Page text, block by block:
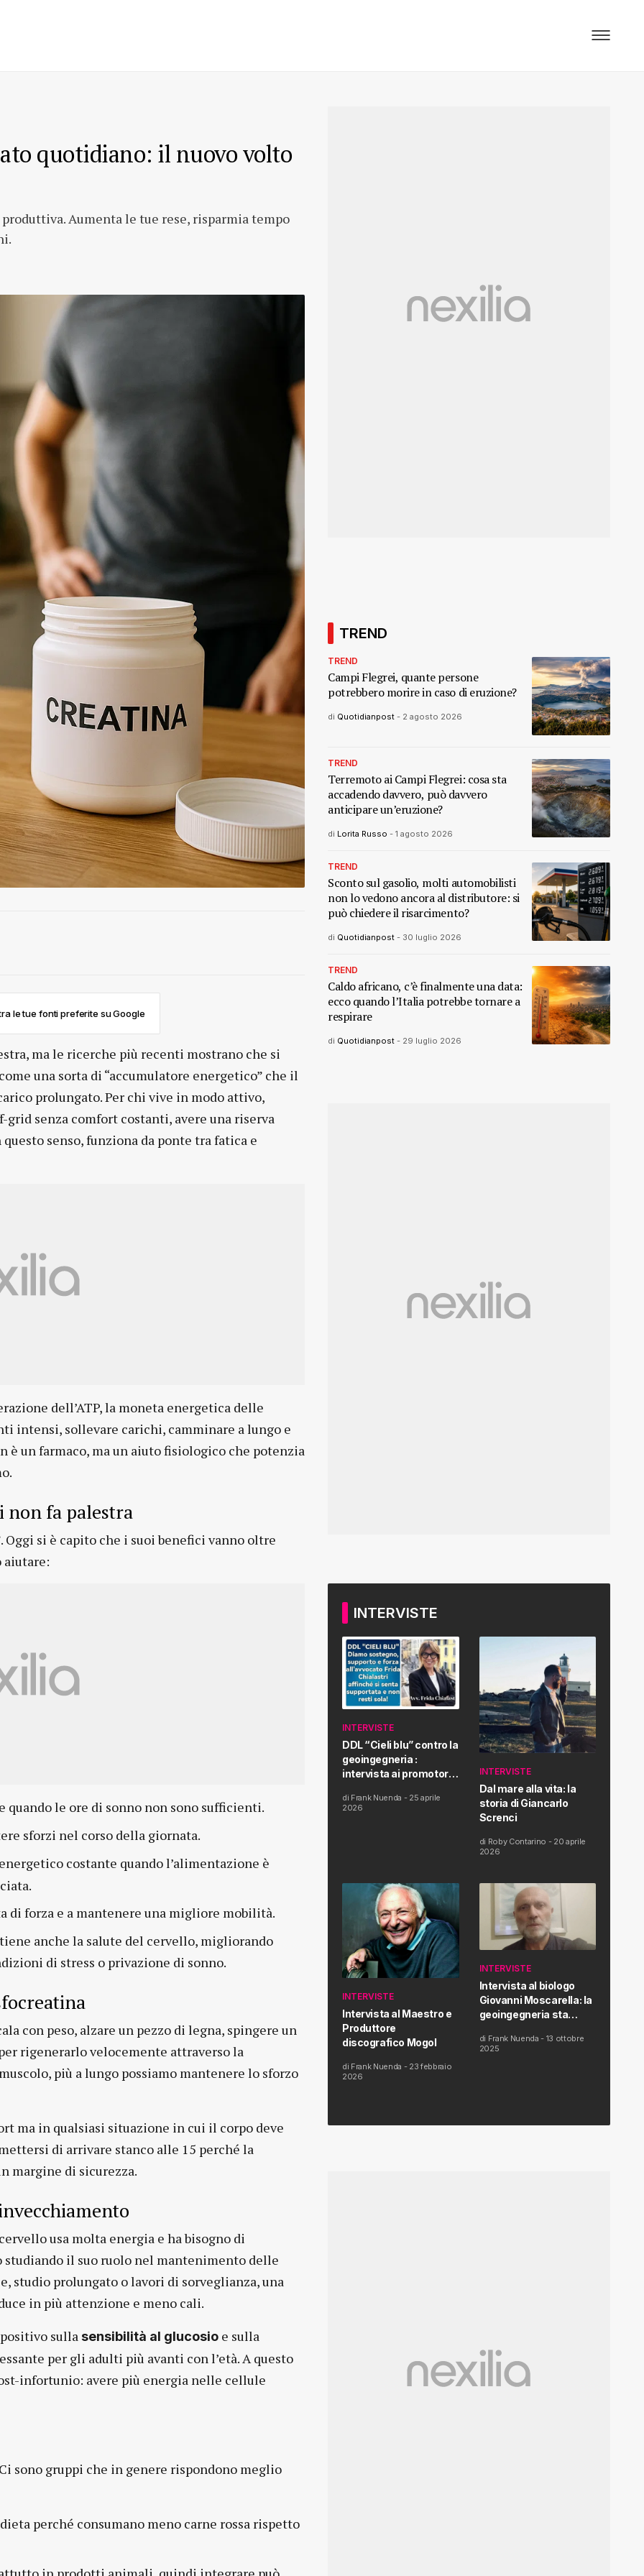
quotidiano: il nuovo volto
Aumenta le tue rese, risparmia tempo
le tue fonti preferite su Google
ma le ricerche più recenti mostrano che si
una sorta di “accumulatore energetico” che il
prolungato. Per chi vive in modo attivo,
senza comfort costanti, avere una riserva
senso, funziona da ponte tra fatica e
dell’ATP, la moneta energetica delle
intensi, sollevare carichi, camminare a lungo e
un farmaco, ma un aiuto fisiologico che potenzia
non fa palestra
Oggi si è capito che i suoi benefici vanno oltre
aiutare:
le ore di sonno non sono sufficienti.
sforzi nel corso della giornata.
costante quando l’alimentazione è
di forza e a mantenere una migliore mobilità.
anche la salute del cervello, migliorando
di stress o privazione di sonno.
con peso, alzare un pezzo di legna, spingere un
rigenerarlo velocemente attraverso la
più a lungo possiamo mantenere lo sforzo
ma in qualsiasi situazione in cui il corpo deve
di arrivare stanco alle 15 perché la
margine di sicurezza.
usa molta energia e ha bisogno di
il suo ruolo nel mantenimento delle
studio prolungato o lavori di sorveglianza, una
in più attenzione e meno cali.
sullasensibilità al glucosio e sulla
per gli adulti più avanti con l’età. A questo
infortunio: avere più energia nelle cellule
sono gruppi che in genere rispondono meglio
perché consumano meno carne rossa rispetto
TREND
TREND
Campi Flegrei, quante persone
potrebbero morire in caso di eruzione?
di Quotidianpost - 2 agosto 2026
TREND
Terremoto ai Campi Flegrei: cosa sta
accadendo davvero, può davvero
anticipare un’eruzione?
di Lorita Russo - 1 agosto 2026
TREND
Sconto sul gasolio, molti automobilisti
non lo vedono ancora al distributore: si
può chiedere il risarcimento?
di Quotidianpost - 30 luglio 2026
TREND
Caldo africano, c’è finalmente una data:
ecco quando l’Italia potrebbe tornare a
respirare
di Quotidianpost - 29 luglio 2026
INTERVISTE
INTERVISTE
DDL “Cieli blu” contro la
geoingegneria :
intervista ai promotori
Proposta di Legge
di Frank Nuenda - 25 aprile
2026
INTERVISTE
Dal mare alla vita: la
storia di Giancarlo
Screnci
di Roby Contarino - 20 aprile
2026
INTERVISTE
Intervista al Maestro e
Produttore
discografico Mogol
di Frank Nuenda - 23 febbraio
2026
INTERVISTE
Intervista al biologo
Giovanni Moscarella: la
geoingegneria sta
salute dell’uomo
di Frank Nuenda - 13 ottobre
2025